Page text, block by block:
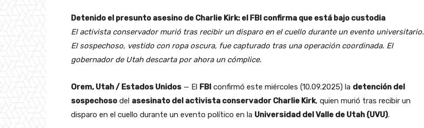
Detenido el presunto asesino de Charlie Kirk: el FBI confirma que está bajo custodia
El activista conservador murió tras recibir un disparo en el cuello durante un evento universitario.
El sospechoso, vestido con ropa oscura, fue capturado tras una operación coordinada. El
gobernador de Utah descarta por ahora un cómplice.
Orem, Utah / Estados Unidos — El FBI confirmó este miércoles (10.09.2025) la detención del
sospechoso del asesinato del activista conservador Charlie Kirk, quien murió tras recibir un
disparo en el cuello durante un evento político en la Universidad del Valle de Utah (UVU).